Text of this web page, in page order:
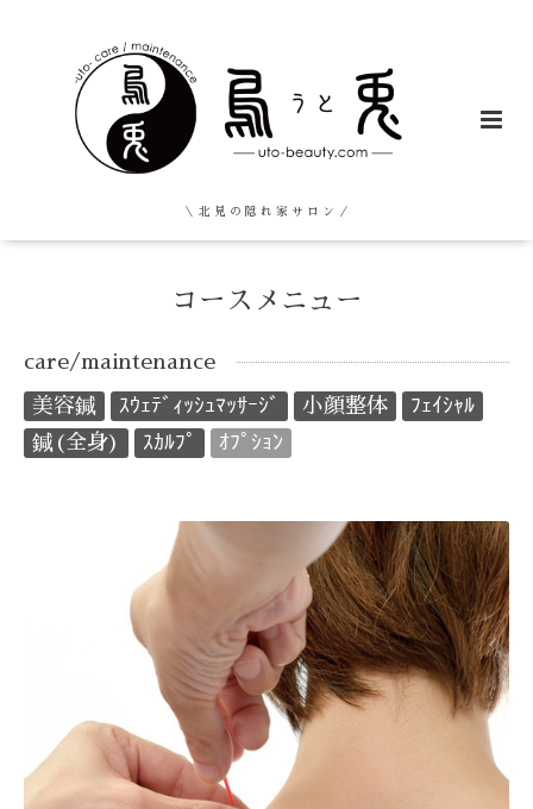
＼ 北 見 の 隠 れ 家 サ ロ ン ／
コースメニュー
care/maintenance
美容鍼 ｽｳｪﾃﾞｨｯｼｭﾏｯｻｰｼﾞ 小顔整体
ﾌｪｲｼｬﾙ
鍼(全身)
ｽｶﾙﾌﾟ ｵﾌﾟｼｮﾝ